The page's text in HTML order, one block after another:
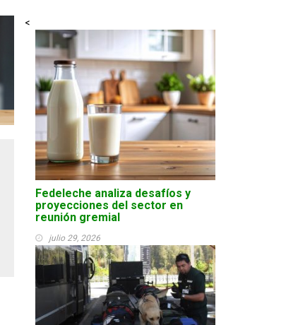
<
Fedeleche analiza desafíos y
proyecciones del sector en
reunión gremial
julio 29, 2026